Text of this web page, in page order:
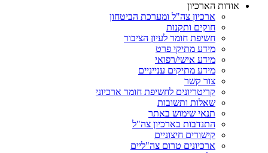
אודות הארכיון
ארכיון צה"ל ומערכת הביטחון
חוקים ותקנות
חשיפת חומר לעיון הציבור
מידע מתיקי פרט
מידע אישי/רפואי
מידע מתיקים ענייניים
צור קשר
קריטריונים לחשיפת חומר ארכיוני
שאלות ותשובות
תנאי שימוש באתר
התנדבות בארכיון צה"ל
קישורים חיצוניים
ארכיונים טרום צה"ליים